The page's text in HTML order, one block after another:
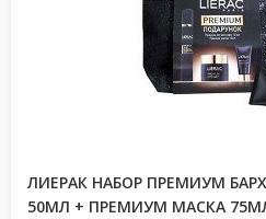
ЛИЕРАК НАБОР ПРЕМИУМ
50МЛ + ПРЕМИУМ МАСКА